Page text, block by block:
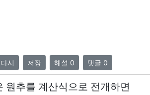
다시 저장 해설 0 댓글 0
원추를 계산식으로 전개하면